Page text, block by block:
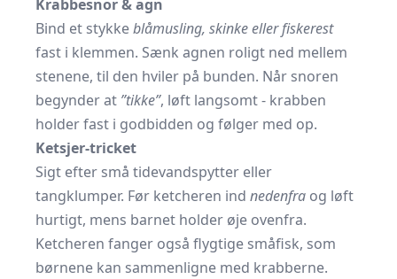
Krabbesnor & agn
Bind et stykkeblåmusling, skinke eller fiskerest
fast i klemmen. Sænk agnen roligt ned mellem
stenene, til den hviler på bunden. Når snoren
begynder at ”tikke”, løft langsomt - krabben
holder fast i godbidden og følger med op.
Ketsjer-tricket
Sigt efter små tidevandspytter eller
tangklumper. Før ketcheren ind nedenfra og løft
hurtigt, mens barnet holder øje ovenfra.
Ketcheren fanger også flygtige småfisk, som
børnene kan sammenligne med krabberne.